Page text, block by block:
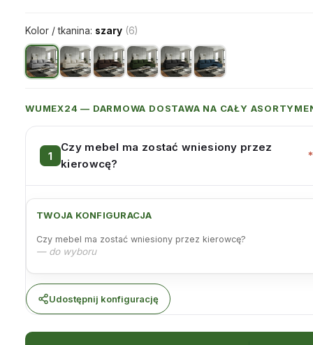
Kolor / tkanina: szary (6)
WUMEX24 — DARMOWA DOSTAWA NA CAŁY
Czy mebel ma zostać wniesiony przez
kierowcę?
*
TWOJA KONFIGURACJA
Czy mebel ma zostać wniesiony przez kierowcę?
— do wyboru
Udostępnij konfigurację